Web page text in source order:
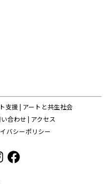
支援 | アートと共生社会
合わせ | アクセス
バシーポリシー